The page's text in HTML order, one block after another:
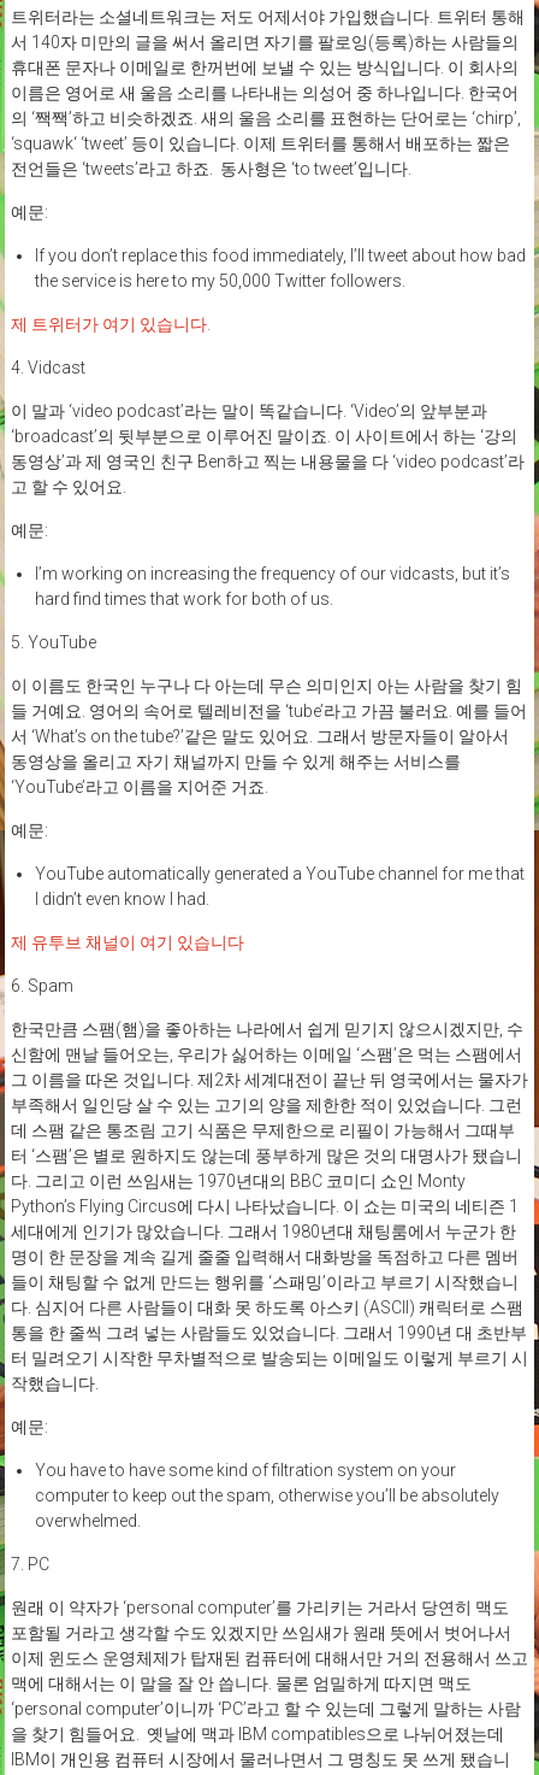
트위터라는 소셜네트워크는 저도 어제서야 가입했습니다. 트위터 통해
서 140자 미만의 글을 써서 올리면 자기를 팔로잉(등록)하는 사람들의
휴대폰 문자나 이메일로 한꺼번에 보낼 수 있는 방식입니다. 이 회사의
이름은 영어로 새 울음 소리를 나타내는 의성어 중 하나입니다. 한국어
의 ‘짹짹’하고 비슷하겠죠. 새의 울음 소리를 표현하는 단어로는 ‘chirp’,
‘squawk‘ ‘tweet’ 등이 있습니다. 이제 트위터를 통해서 배포하는 짧은
전언들은 ‘tweets’라고 하죠. 동사형은 ‘to tweet’입니다.
예문:
If you don’t replace this food immediately, I’ll tweet about how bad
the service is here to my 50,000 Twitter followers.
제 트위터가 여기 있습니다.
4. Vidcast
이 말과 ‘video podcast’라는 말이 똑같습니다. ‘Video’의 앞부분과
‘broadcast’의 뒷부분으로 이루어진 말이죠. 이 사이트에서 하는 ‘강의
동영상’과 제 영국인 친구 Ben하고 찍는 내용물을 다 ‘video podcast’라
고 할 수 있어요.
예문:
I’m working on increasing the frequency of our vidcasts, but it’s
hard find times that work for both of us.
5. YouTube
이 이름도 한국인 누구나 다 아는데 무슨 의미인지 아는 사람을 찾기 힘
들 거예요. 영어의 속어로 텔레비전을 ‘tube’라고 가끔 불러요. 예를 들어
서 ‘What’s on the tube?’같은 말도 있어요. 그래서 방문자들이 알아서
동영상을 올리고 자기 채널까지 만들 수 있게 해주는 서비스를
‘YouTube’라고 이름을 지어준 거죠.
예문:
YouTube automatically generated a YouTube channel for me that
I didn’t even know I had.
제 유투브 채널이 여기 있습니다
6. Spam
한국만큼 스팸(햄)을 좋아하는 나라에서 쉽게 믿기지 않으시겠지만, 수
신함에 맨날 들어오는, 우리가 싫어하는 이메일 ‘스팸’은 먹는 스팸에서
그 이름을 따온 것입니다. 제2차 세계대전이 끝난 뒤 영국에서는 물자가
부족해서 일인당 살 수 있는 고기의 양을 제한한 적이 있었습니다. 그런
데 스팸 같은 통조림 고기 식품은 무제한으로 리필이 가능해서 그때부
터 ‘스팸’은 별로 원하지도 않는데 풍부하게 많은 것의 대명사가 됐습니
다. 그리고 이런 쓰임새는 1970년대의 BBC 코미디 쇼인 Monty
Python’s Flying Circus에 다시 나타났습니다. 이 쇼는 미국의 네티즌 1
세대에게 인기가 많았습니다. 그래서 1980년대 채팅룸에서 누군가 한
명이 한 문장을 계속 길게 줄줄 입력해서 대화방을 독점하고 다른 멤버
들이 채팅할 수 없게 만드는 행위를 ‘스패밍’이라고 부르기 시작했습니
다. 심지어 다른 사람들이 대화 못 하도록 아스키 (ASCII) 캐릭터로 스팸
통을 한 줄씩 그려 넣는 사람들도 있었습니다. 그래서 1990년 대 초반부
터 밀려오기 시작한 무차별적으로 발송되는 이메일도 이렇게 부르기 시
작했습니다.
예문:
You have to have some kind of filtration system on your
computer to keep out the spam, otherwise you’ll be absolutely
overwhelmed.
7. PC
원래 이 약자가 ‘personal computer’를 가리키는 거라서 당연히 맥도
포함될 거라고 생각할 수도 있겠지만 쓰임새가 원래 뜻에서 벗어나서
이제 윈도스 운영체제가 탑재된 컴퓨터에 대해서만 거의 전용해서 쓰고
맥에 대해서는 이 말을 잘 안 씁니다. 물론 엄밀하게 따지면 맥도
‘personal computer’이니까 ‘PC’라고 할 수 있는데 그렇게 말하는 사람
을 찾기 힘들어요. 옛날에 맥과 IBM compatibles으로 나뉘어졌는데
IBM이 개인용 컴퓨터 시장에서 물러나면서 그 명칭도 못 쓰게 됐습니